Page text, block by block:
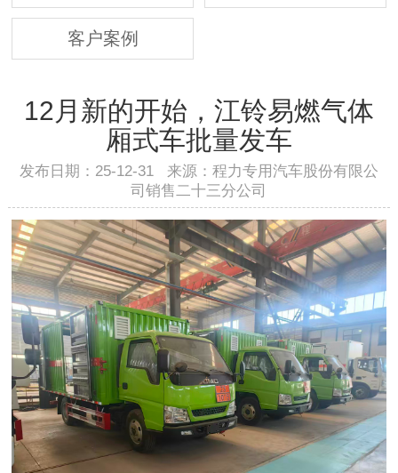
客户案例
12月新的开始，江铃易燃气体
厢式车批量发车
发布日期：25-12-31 来源：程力专用汽车股份有限公
司销售二十三分公司